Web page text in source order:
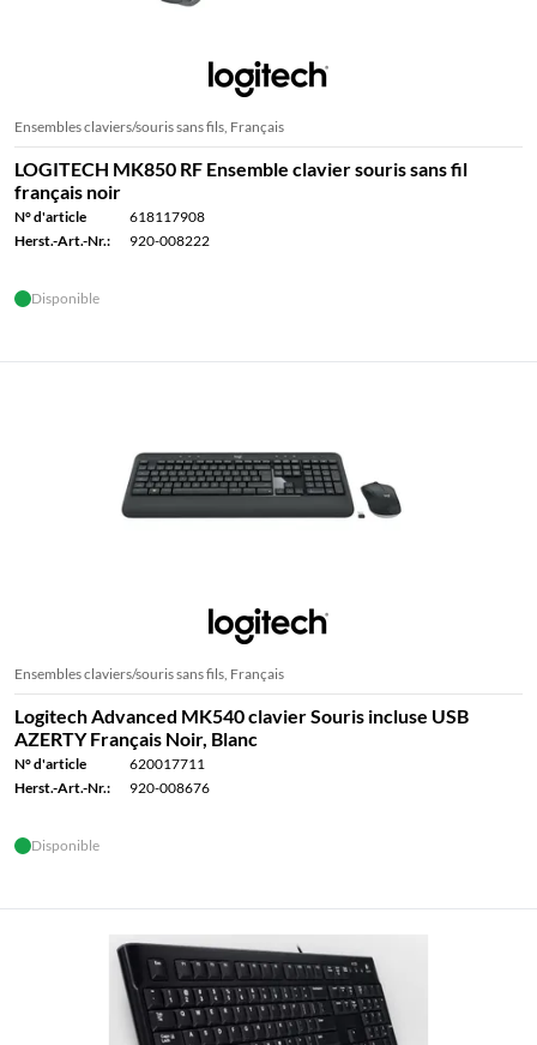
Ensembles claviers/souris sans fils, Français
LOGITECH MK850 RF Ensemble clavier souris sans fil
français noir
N° d'article
618117908
Herst.-Art.-Nr.:
920-008222
Disponible
Ensembles claviers/souris sans fils, Français
Logitech Advanced MK540 clavier Souris incluse USB
AZERTY Français Noir, Blanc
N° d'article
620017711
Herst.-Art.-Nr.:
920-008676
Disponible